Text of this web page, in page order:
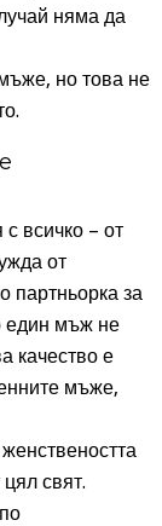
няма да
но това не
всичко – от
от
партньорка за
един мъж не
качество е
мъже,
​​свят.